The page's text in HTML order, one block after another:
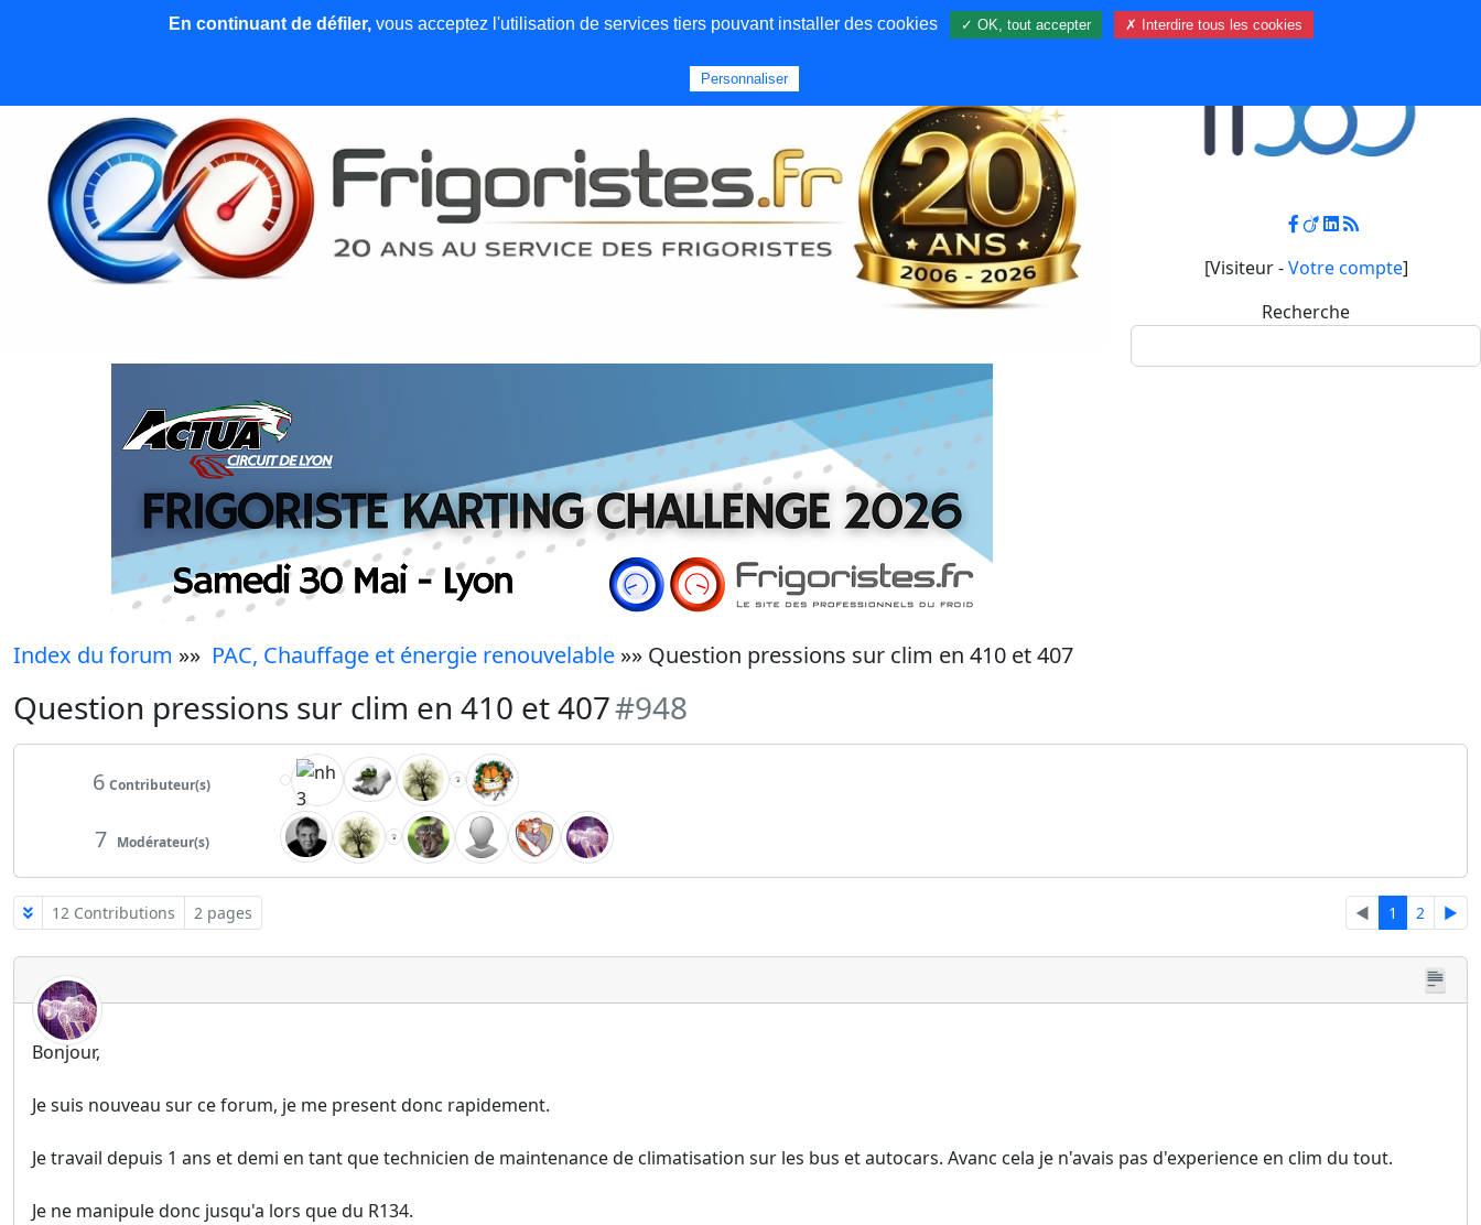
News et articles Emploi Qui sommes nous Contact Mon compte
[Visiteur -Votre compte]
Recherche
Index du forum »» PAC, Chauffage et énergie renouvelable »» Question pressions sur clim en 410 et 407
Question pressions sur clim en 410 et 407#948
6 Contributeur(s)
7 Modérateur(s)
12 Contributions 2 pages ◄ 1 2 ►
Bonjour,
Je suis nouveau sur ce forum, je me present donc rapidement.
Je travail depuis 1 ans et demi en tant que technicien de maintenance de climatisation sur les bus et autocars. Avanc cela je n'avais pas d'experience en clim du tout.
Je ne manipule donc jusqu'a lors que du R134.
En continuant de défiler,vous acceptez l'utilisation de services tiers pouvant installer des cookies ✓ OK, tout accepter ✗ Interdire tous les cookies
Personnaliser